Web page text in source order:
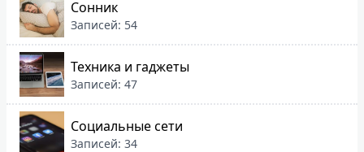
Сонник
Записей: 54
Техника и гаджеты
Записей: 47
Социальные сети
Записей: 34